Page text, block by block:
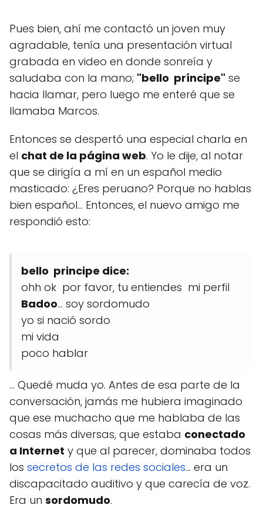
Pues bien, ahí me contactó un joven muy
agradable, tenía una presentación virtual
grabada en video en donde sonreía y
saludaba con la mano; "bello príncipe" se
hacia llamar, pero luego me enteré que se
llamaba Marcos.
Entonces se despertó una especial charla en
el chat de la página web. Yo le dije, al notar
que se dirigía a mí en un español medio
masticado: ¿Eres peruano? Porque no hablas
bien español... Entonces, el nuevo amigo me
respondió esto:
bello principe dice:
ohh ok por favor, tu entiendes mi perfil
Badoo… soy sordomudo
yo si nació sordo
mi vida
poco hablar
... Quedé muda yo. Antes de esa parte de la
conversación, jamás me hubiera imaginado
que ese muchacho que me hablaba de las
cosas más diversas, que estaba conectado
a Internet y que al parecer, dominaba todos
los secretos de las redes sociales… era un
discapacitado auditivo y que carecía de voz.
Era un sordomudo.